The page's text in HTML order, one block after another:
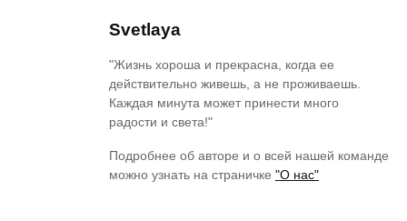
Svetlaya
"Жизнь хороша и прекрасна, когда ее
действительно живешь, а не проживаешь.
Каждая минута может принести много
радости и света!"
Подробнее об авторе и о всей нашей команде
можно узнать на страничке "О нас"